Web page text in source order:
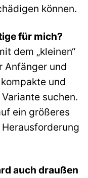
können.
für mich?
dem „kleinen“
Anfänger und
und
suchen.
ein größeres
auch draußen